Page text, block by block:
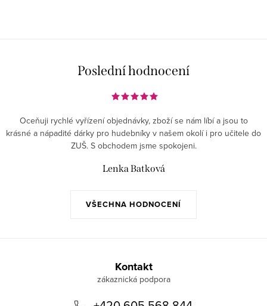
Poslední hodnocení
VŠECHNA HODNOCENÍ
Oceňuji rychlé vyřízení objednávky, zboží se nám líbí a jsou to
krásné a nápadité dárky pro hudebníky v našem okolí i pro učitele do
ZUŠ. S obchodem jsme spokojeni.
Lenka Batková
Kontakt